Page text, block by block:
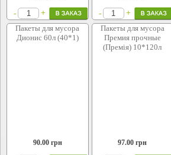
- + - +
Пакеты для мусора
Дионис 60л (40*1)
90.00грн
Пакеты для мусора
Премия прочные
(Премія) 10*120л
97.00 грн